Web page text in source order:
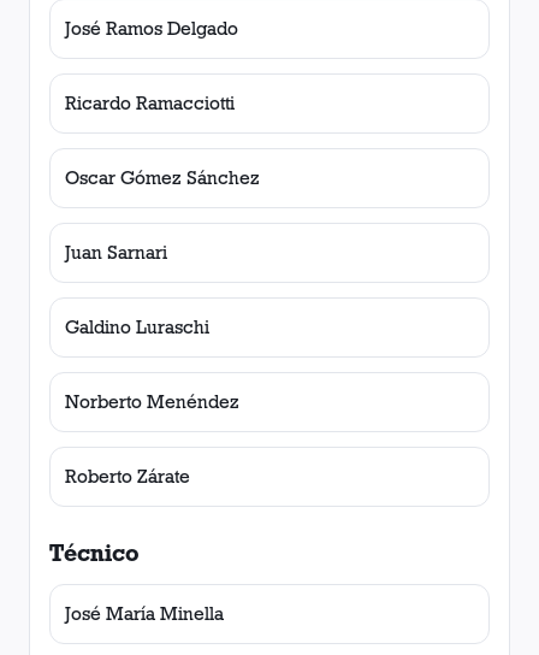
José Ramos Delgado
Ricardo Ramacciotti
Oscar Gómez Sánchez
Juan Sarnari
Galdino Luraschi
Norberto Menéndez
Roberto Zárate
Técnico
José María Minella